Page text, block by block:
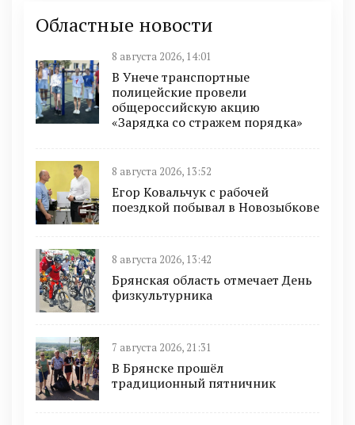
Областные новости
8 августа 2026, 14:01
В Унече транспортные
полицейские провели
общероссийскую акцию
«Зарядка со стражем порядка»
8 августа 2026, 13:52
Егор Ковальчук с рабочей
поездкой побывал в Новозыбкове
8 августа 2026, 13:42
Брянская область отмечает День
физкультурника
7 августа 2026, 21:31
В Брянске прошёл
традиционный пятничник